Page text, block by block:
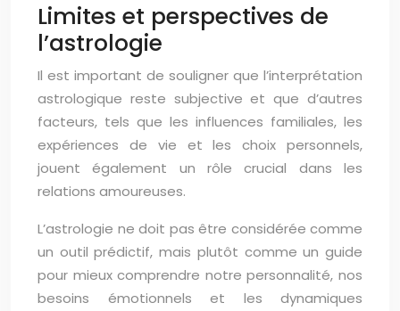
Limites et perspectives de
l’astrologie
Il est important de souligner que l’interprétation
astrologique reste subjective et que d’autres
facteurs, tels que les influences familiales, les
expériences de vie et les choix personnels,
jouent également un rôle crucial dans les
relations amoureuses.
L’astrologie ne doit pas être considérée comme
un outil prédictif, mais plutôt comme un guide
pour mieux comprendre notre personnalité, nos
besoins émotionnels et les dynamiques